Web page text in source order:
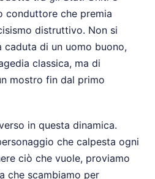
conduttore che premia
distruttivo. Non si
di un uomo buono,
classica, ma di
mostro fin dal primo
in questa dinamica.
che calpesta ogni
ciò che vuole, proviamo
che scambiamo per